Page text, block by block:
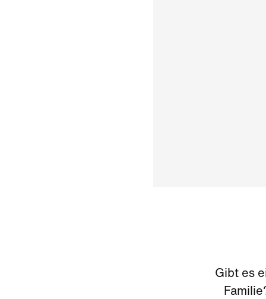
Gibt es